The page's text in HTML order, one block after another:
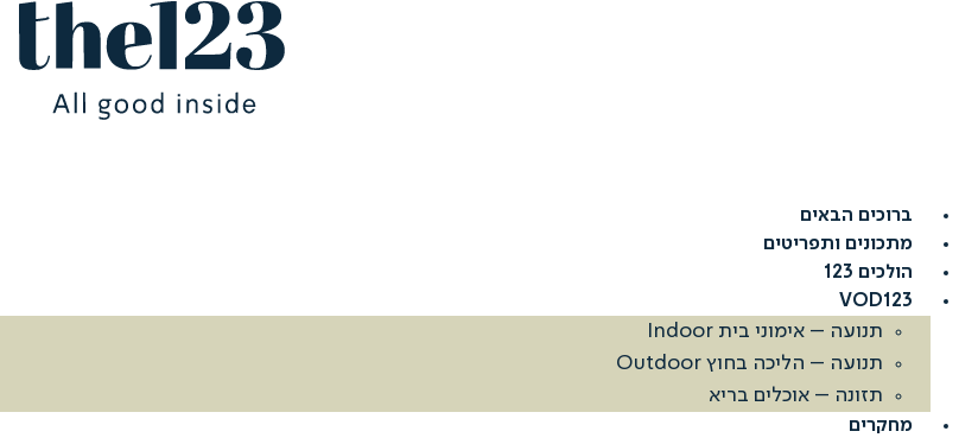
ברוכים הבאים
מתכונים ותפריטים
הולכים 123
VOD123
תנועה – אימוני בית Indoor
תנועה – הליכה בחוץ Outdoor
תזונה – אוכלים בריא
מחקרים